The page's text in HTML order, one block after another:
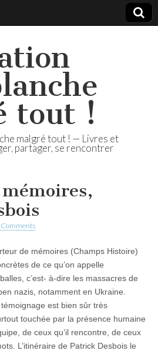
tout !
malgré tout ! — Livres et
partager, se rencontrer
de mémoires (Champs Histoire)
de ce qu’on appelle
c’est- à-dire les massacres de
nazis, notamment en Ukraine.
est bien sûr très
touchée par la présence humaine
de ceux qu’il rencontre, de ceux
L’itinéraire de Patrick Desbois le